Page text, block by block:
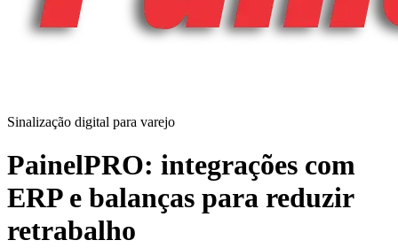
Sinalização digital para varejo
PainelPRO: integrações com
ERP e balanças para reduzir
retrabalho